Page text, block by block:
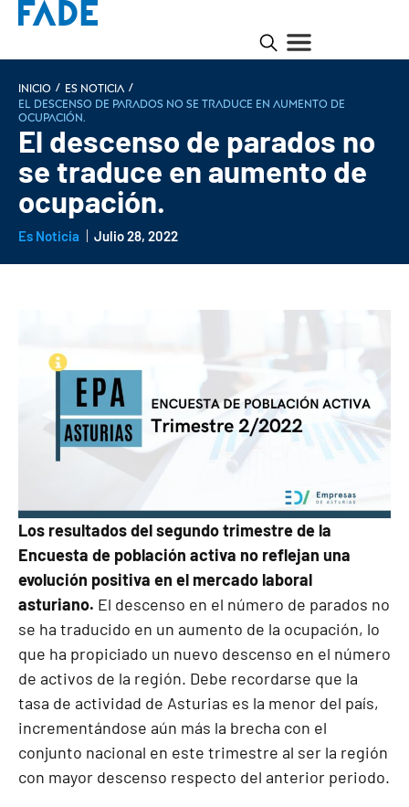
INICIO / Es noticia /
El descenso de parados no se traduce en aumento de
ocupación.
El descenso de parados no
se traduce en aumento de
ocupación.
Es Noticia Julio 28, 2022
Los resultados del segundo trimestre de la
Encuesta de población activa no reflejan una
evolución positiva en el mercado laboral
asturiano. El descenso en el número de parados no
se ha traducido en un aumento de la ocupación, lo
que ha propiciado un nuevo descenso en el número
de activos de la región. Debe recordarse que la
tasa de actividad de Asturias es la menor del país,
incrementándose aún más la brecha con el
conjunto nacional en este trimestre al ser la región
con mayor descenso respecto del anterior periodo.